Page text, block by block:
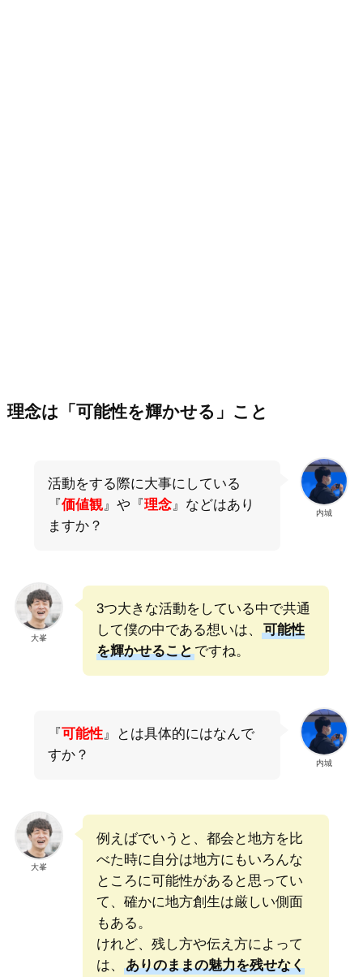
理念は「可能性を輝かせる」こと
内城
活動をする際に大事にしている
『価値観』や『理念』などはあり
ますか？
大峯
3つ大きな活動をしている中で共通
して僕の中である想いは、
可能性
を輝かせることですね。
内城
『可能性』とは具体的にはなんで
すか？
大峯
例えばでいうと、都会と地方を比
べた時に自分は地方にもいろんな
ところに可能性があると思ってい
て、確かに地方創生は厳しい側面
もある。
けれど、残し方や伝え方によって
は、
ありのままの魅力を残せなく